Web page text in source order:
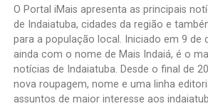
O Portal iMais apresenta as principais
de Indaiatuba, cidades da região e
para a população local. Iniciado em 9 de
ainda com o nome de Mais Indaiá, é o
notícias de Indaiatuba. Desde o final de
nova roupagem, nome e uma linha
assuntos de maior interesse aos